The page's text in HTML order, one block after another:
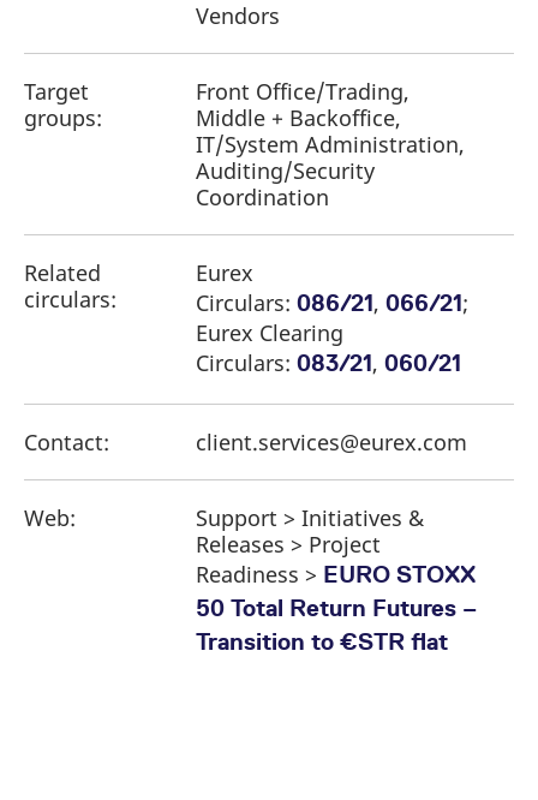
Vendors
Target
groups:
Front Office/Trading,
Middle + Backoffice,
IT/System Administration,
Auditing/Security
Coordination
Related
circulars:
Eurex
Circulars: 086/21, 066/21;
Eurex Clearing
Circulars: 083/21, 060/21
Contact: client.services@eurex.com
Web:
Support > Initiatives &
Releases > Project
Readiness > EURO STOXX
50 Total Return Futures –
Transition to €STR flat